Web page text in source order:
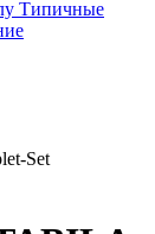
Типичные
Set